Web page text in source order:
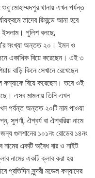
শুধু মোহাম্মদপুর থানায় এখন পর্যন্ত
তাদের রিমান্ডে আনা হবে
ইসলাম। পুলিশ বলছে,
সংখ্যা অন্তত ২০। ইমন ও
একাধিক বিয়ে করেছেন। এই ৩
বাড়ি কিনে সেখানে রেখেছেন
কন্যাকে বিয়ে করেছেন। তবে ওই
এসব মামলায় তিনি এখন
পর্যন্ত অন্তত ২০টি নাম পাওয়া
সুপর্ণা, ঐশ্বর্য বা ঐশ্বরিয়া নামে
জন্য গুলশানের ১০১নং রোডের ১৪নং
নামের একটি অবৈধ বার ও নাইট
নামের একটি ক্লাব করা হয়
প্রতিদিন সুন্দরী মডেল কন্যাদের